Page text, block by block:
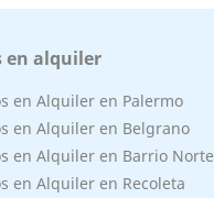
en alquiler
en Alquiler en Palermo
en Alquiler en Belgrano
en Alquiler en Barrio Norte
en Alquiler en Recoleta